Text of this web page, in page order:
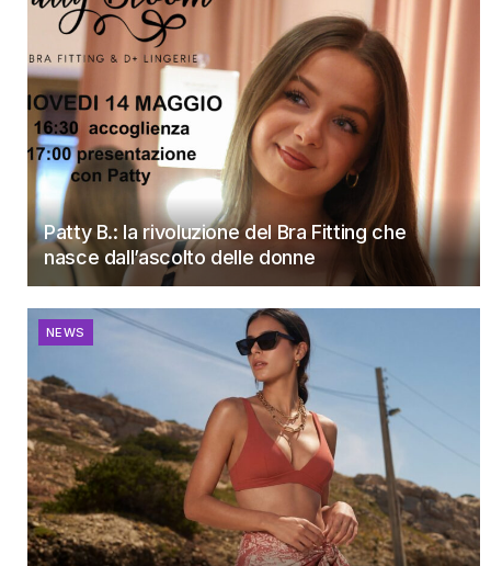
Patty B.: la rivoluzione del Bra Fitting che
nasce dall’ascolto delle donne
NEWS